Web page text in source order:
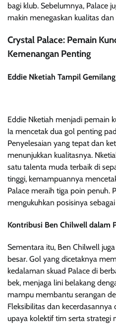
bagi klub. Sebelumnya, Palace
makin menegaskan kualitas
Crystal Palace: Pemain
Kemenangan Penting
Eddie Nketiah Tampil Gemilang
Eddie Nketiah menjadi pemain
Ia mencetak dua gol penting
Penyelesaian yang tepat dan
menunjukkan kualitasnya.
satu talenta muda terbaik di
tinggi, kemampuannya
Palace meraih tiga poin penuh.
mengukuhkan posisinya
Kontribusi Ben Chilwell dalam
Sementara itu, Ben Chilwell
besar. Gol yang dicetaknya
kedalaman skuad Palace di
bek, menjaga lini belakang
mampu membantu serangan
Fleksibilitas dan
upaya kolektif tim serta strategi